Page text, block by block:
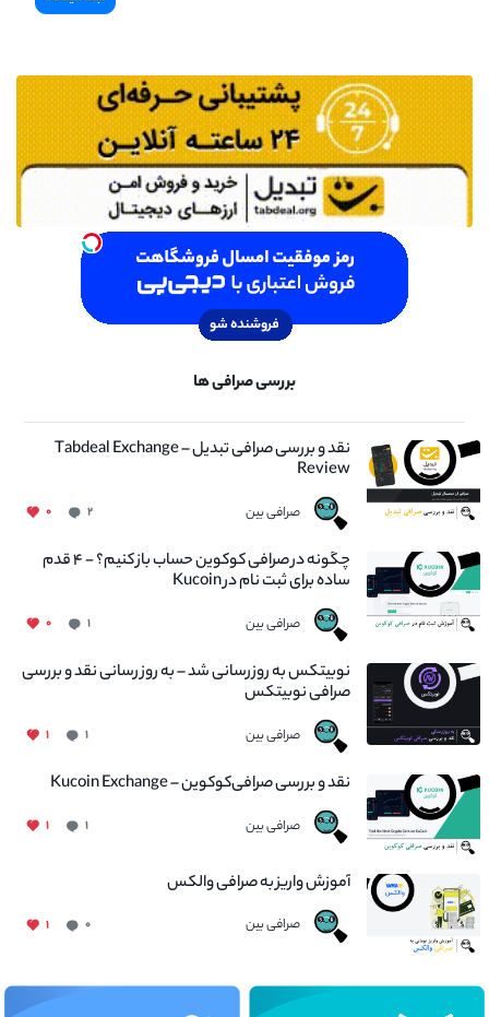
بررسی صرافی ها
نقد و بررسی صرافی تبدیل – Tabdeal Exchange
Review
صرافی بین ۲ ۰
چگونه در صرافی کوکوین حساب باز کنیم؟ - ۴ قدم
ساده برای ثبت نام در Kucoin
صرافی بین ۱ ۰
نوبیتکس به روزرسانی شد – به روز رسانی نقد و بررسی
صرافی نوبیتکس
صرافی بین ۱ ۱
نقد و بررسی صرافی‌کوکوین – Kucoin Exchange
صرافی بین ۱ ۱
آموزش واریز به صرافی والکس
صرافی بین ۰ ۱